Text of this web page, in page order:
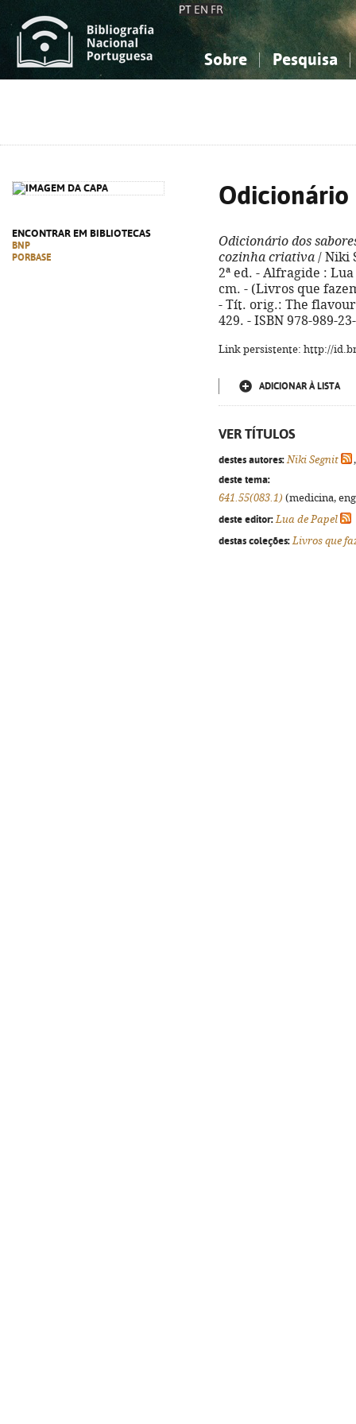
PT EN FR
Sobre Pesquisa
ENCONTRAR EM BIBLIOTECAS
BNP
PORBASE
Odicionário
Odicionário dos
cozinha criativa / Niki
2ª ed. - Alfragide :
cm. - (Livros que
- Tít. orig.: The
429. - ISBN 978-989-
Link persistente: http://
ADICIONAR À LISTA
VER TÍTULOS
destes autores: Niki Segnit
deste tema:
641.55(083.1) (medicina,
deste editor: Lua de Papel
destas coleções: Livros que